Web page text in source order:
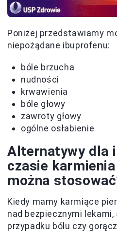
Poniżej przedstawiamy
niepożądane ibuprofenu:
bóle brzucha
nudności
krwawienia
bóle głowy
zawroty głowy
ogólne osłabienie
Alternatywy dla
czasie
można
Kiedy mamy karmiące
nad bezpiecznymi
przypadku bólu czy